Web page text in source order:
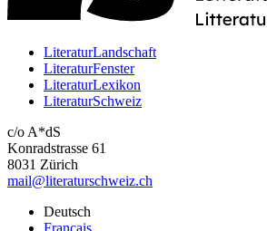
LiteraturLandschaft
LiteraturFenster
LiteraturLexikon
LiteraturSchweiz
c/o A*dS
Konradstrasse 61
8031 Zürich
mail@literaturschweiz.ch
Deutsch
Français